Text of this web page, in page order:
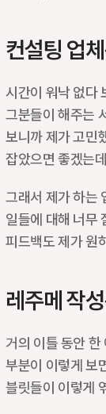
컨설팅 업
시간이 워낙 없다
그분들이 해주는
보니까 제가 고민
잡았으면 좋겠는
그래서 제가 하는
일들에 대해 너무
피드백도 제가 원
레주메 작
거의 이틀 동안
부분이 이렇게 보
블릿들이 이렇게